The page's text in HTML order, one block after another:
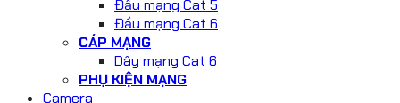
Đầu mạng Cat 5
Đầu mạng Cat 6
CÁP MẠNG
Dây mạng Cat 6
PHỤ KIỆN MẠNG
Camera